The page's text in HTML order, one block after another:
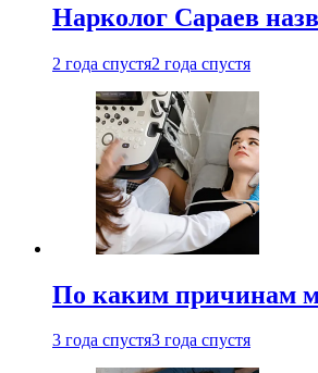
Нарколог Сараев
2 года спустя2 года спустя
По каким причинам
3 года спустя3 года спустя